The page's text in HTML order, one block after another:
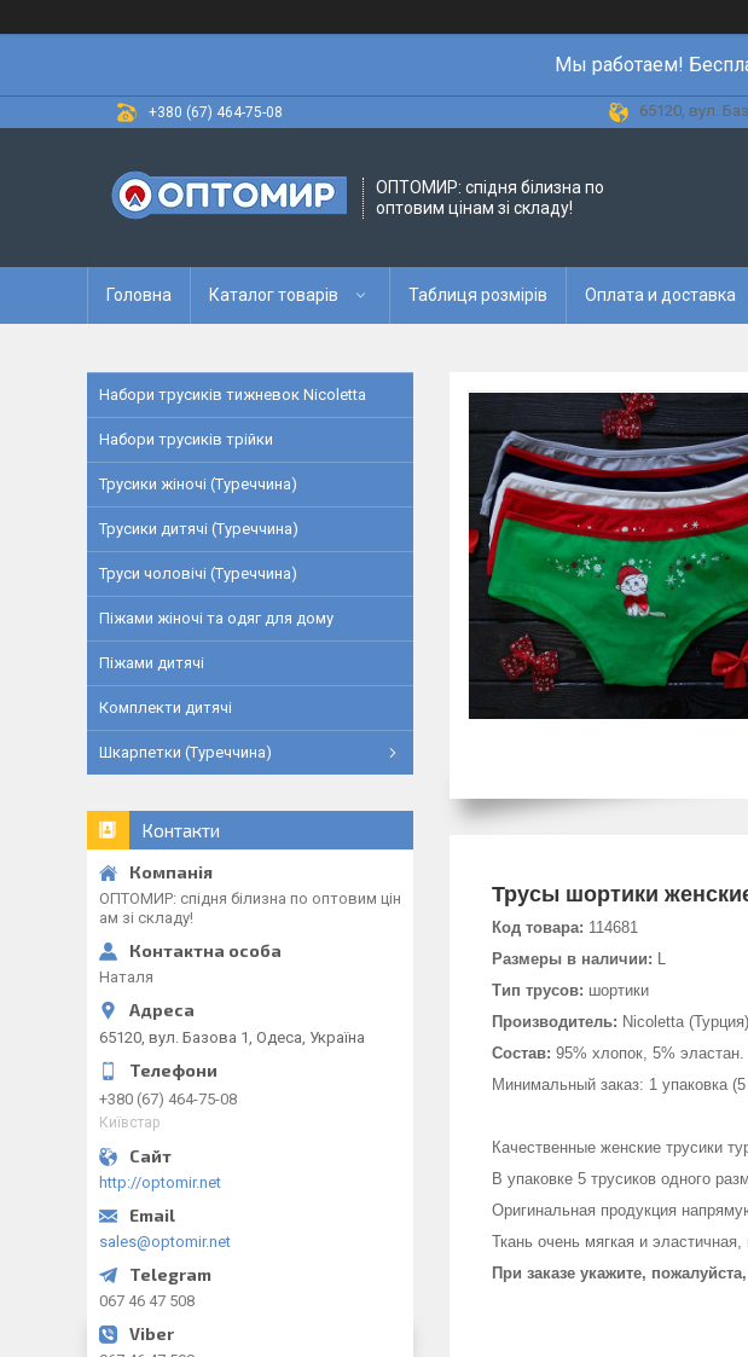
Мы работаем!
+380 (67) 464-75-08 65120, вул.
ОПТОМИР: спідня білизна по
оптовим цінам зі складу!
Головна Каталог товарів Таблиця розмірів Оплата и доставка
Трусы шортики
Код товара: 114681
Размеры в наличии: L
Тип трусов: шортики
Производитель: Nicoletta (Турция)
Состав: 95% хлопок, 5% эластан.
Минимальный заказ: 1 упаковка
Качественные женские трусики
В упаковке 5 трусиков одного
Оригинальная продукция
Ткань очень мягкая и
При заказе укажите,
Набори трусиків тижневок Nicoletta
Набори трусиків трійки
Трусики жіночі (Туреччина)
Трусики дитячі (Туреччина)
Труси чоловічі (Туреччина)
Піжами жіночі та одяг для дому
Піжами дитячі
Комплекти дитячі
Шкарпетки (Туреччина)
Контакти
ОПТОМИР: спідня білизна по оптовим цін
ам зі складу!
Наталя
65120, вул. Базова 1, Одеса, Україна
+380 (67) 464-75-08
Київстар
http://optomir.net
sales@optomir.net
067 46 47 508